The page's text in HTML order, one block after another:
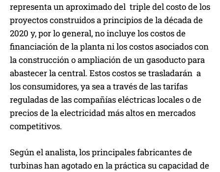
representa un aproximado del triple del costo de los
proyectos construidos a principios de la década de
2020 y, por lo general, no incluye los costos de
financiación de la planta ni los costos asociados con
la construcción o ampliación de un gasoducto para
abastecer la central. Estos costos se trasladarán a
los consumidores, ya sea a través de las tarifas
reguladas de las compañías eléctricas locales o de
precios de la electricidad más altos en mercados
competitivos.
Según el analista, los principales fabricantes de
turbinas han agotado en la práctica su capacidad de